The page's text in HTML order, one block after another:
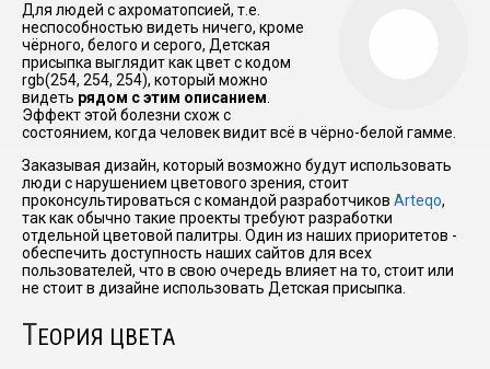
Для людей с ахроматопсией, т.е.
неспособностью видеть ничего, кроме
чёрного, белого и серого, Детская
присыпка выглядит как цвет с кодом
rgb(254, 254, 254), который можно
видеть рядом с этим описанием.
Эффект этой болезни схож с
состоянием, когда человек видит всё в чёрно-белой гамме.
Заказывая дизайн, который возможно будут использовать
люди с нарушением цветового зрения, стоит
проконсультироваться с командой разработчиков Arteqo,
так как обычно такие проекты требуют разработки
отдельной цветовой палитры. Один из наших приоритетов -
обеспечить доступность наших сайтов для всех
пользователей, что в свою очередь влияет на то, стоит или
не стоит в дизайне использовать Детская присыпка.
ТЕОРИЯ ЦВЕТА